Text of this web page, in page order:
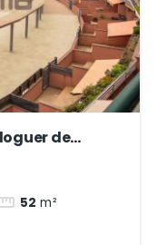
de
52 m²